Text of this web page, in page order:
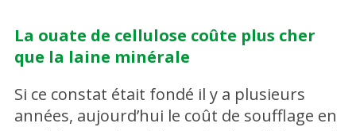
La ouate de cellulose coûte plus cher
que la laine minérale
Si ce constat était fondé il y a plusieurs
années, aujourd’hui le coût de soufflage en